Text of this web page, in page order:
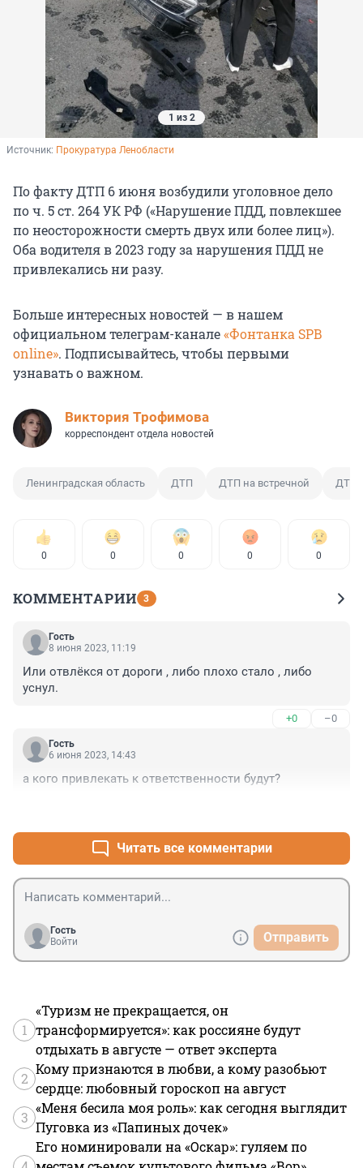
1 из 2
Источник: Прокуратура Ленобласти
По факту ДТП 6 июня возбудили уголовное дело
по ч. 5 ст. 264 УК РФ («Нарушение ПДД, повлекшее
по неосторожности смерть двух или более лиц»).
Оба водителя в 2023 году за нарушения ПДД не
привлекались ни разу.
Больше интересных новостей — в нашем
официальном телеграм-канале«Фонтанка SPB
online». Подписывайтесь, чтобы первыми
узнавать о важном.
Виктория Трофимова
корреспондент отдела новостей
Ленинградская область ДТП ДТП на встречной ДТП
0 0 0 0 0
КОММЕНТАРИИ 3
Гость
8 июня 2023, 11:19
Или отвлёкся от дороги , либо плохо стало , либо
уснул.
+0 –0
Гость
6 июня 2023, 14:43
а кого привлекать к ответственности будут?
Читать все комментарии
Гость
Войти
Отправить
1
«Туризм не прекращается, он
трансформируется»: как россияне будут
отдыхать в августе — ответ эксперта
2
Кому признаются в любви, а кому разобьют
сердце: любовный гороскоп на август
3
«Меня бесила моя роль»: как сегодня выглядит
Пуговка из «Папиных дочек»
Его номинировали на «Оскар»: гуляем по